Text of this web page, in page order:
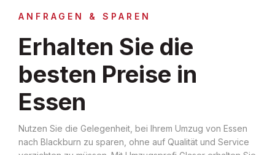
ANFRAGEN & SPAREN
Erhalten Sie die
besten Preise in
Essen
Nutzen Sie die Gelegenheit, bei Ihrem Umzug von Essen
nach Blackburn zu sparen, ohne auf Qualität und Service